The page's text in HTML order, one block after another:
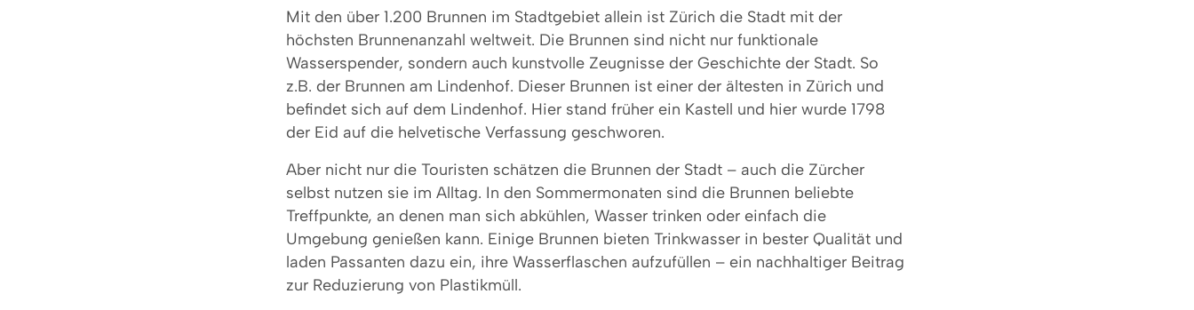
Mit den über 1.200 Brunnen im Stadtgebiet allein ist Zürich die Stadt mit der
höchsten Brunnenanzahl weltweit. Die Brunnen sind nicht nur funktionale
Wasserspender, sondern auch kunstvolle Zeugnisse der Geschichte der Stadt. So
z.B. der Brunnen am Lindenhof. Dieser Brunnen ist einer der ältesten in Zürich und
befindet sich auf dem Lindenhof. Hier stand früher ein Kastell und hier wurde 1798
der Eid auf die helvetische Verfassung geschworen.
Aber nicht nur die Touristen schätzen die Brunnen der Stadt – auch die Zürcher
selbst nutzen sie im Alltag. In den Sommermonaten sind die Brunnen beliebte
Treffpunkte, an denen man sich abkühlen, Wasser trinken oder einfach die
Umgebung genießen kann. Einige Brunnen bieten Trinkwasser in bester Qualität und
laden Passanten dazu ein, ihre Wasserflaschen aufzufüllen – ein nachhaltiger Beitrag
zur Reduzierung von Plastikmüll.